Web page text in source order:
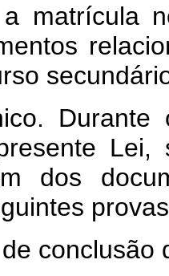
matrícula
dos
conclusão